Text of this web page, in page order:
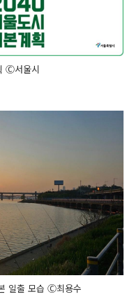
Ⓒ서울시
일출 모습 Ⓒ최용수